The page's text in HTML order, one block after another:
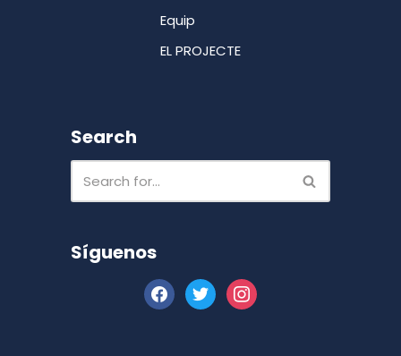
Equip
EL PROJECTE
Search
Síguenos